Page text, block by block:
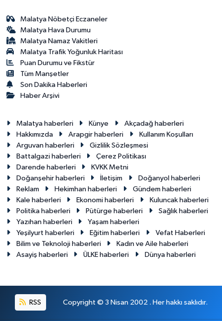
Malatya Nöbetçi Eczaneler
Malatya Hava Durumu
Malatya Namaz Vakitleri
Malatya Trafik Yoğunluk Haritası
Puan Durumu ve Fikstür
Tüm Manşetler
Son Dakika Haberleri
Haber Arşivi
Malatya haberleri Künye
Akçadağ haberleri
Hakkımızda
Arapgir haberleri
Kullanım Koşulları
Arguvan haberleri
Gizlilik Sözleşmesi
Battalgazi haberleri
Çerez Politikası
Darende haberleri
KVKK Metni
Doğanşehir haberleri
İletişim
Doğanyol haberleri
Reklam
Hekimhan haberleri
Gündem haberleri
Kale haberleri
Ekonomi haberleri
Kuluncak haberleri
Politika haberleri
Pütürge haberleri
Sağlık haberleri
Yazıhan haberleri
Yaşam haberleri
Yeşilyurt haberleri
Eğitim haberleri
Vefat Haberleri
Bilim ve Teknoloji haberleri
Kadın ve Aile haberleri
Asayiş haberleri
ÜLKE haberleri Dünya haberleri
RSS Copyright © 3 Nisan 2002 . Her hakkı saklıdır.